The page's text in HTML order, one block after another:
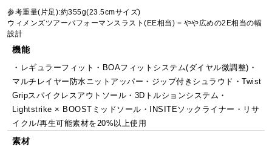
参考重量(片足):約355g(23.5cmサイズ)
ウィメンズツアーパフォーマンスラスト(EE相当) = やや広めの2E相当の幅
設計
機能
・レギュラーフィット・BOAフィットシステム(ダイヤル微調整)・
マルチレイヤー防水ニットアッパー・ジップ付きシュラウド・Twist
Gripスパイクレスアウトソール・3Dトルションシステム・
Lightstrike × BOOSTミッドソール・INSITEソックライナー・リサ
イクル/再生可能素材を20%以上使用
素材